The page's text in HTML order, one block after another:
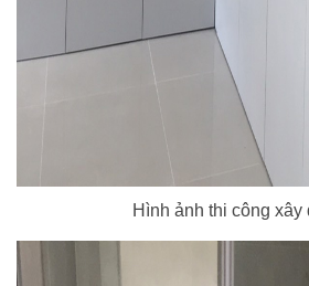
Hình ảnh thi công xây